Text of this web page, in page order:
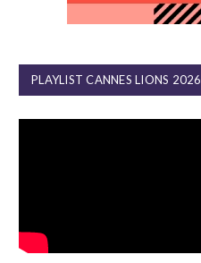
PLAYLIST CANNES LIONS 2026